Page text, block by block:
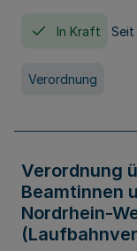
In Kraft Seit
Verordnung
Verordnung
Beamtinnen
Nordrhein-